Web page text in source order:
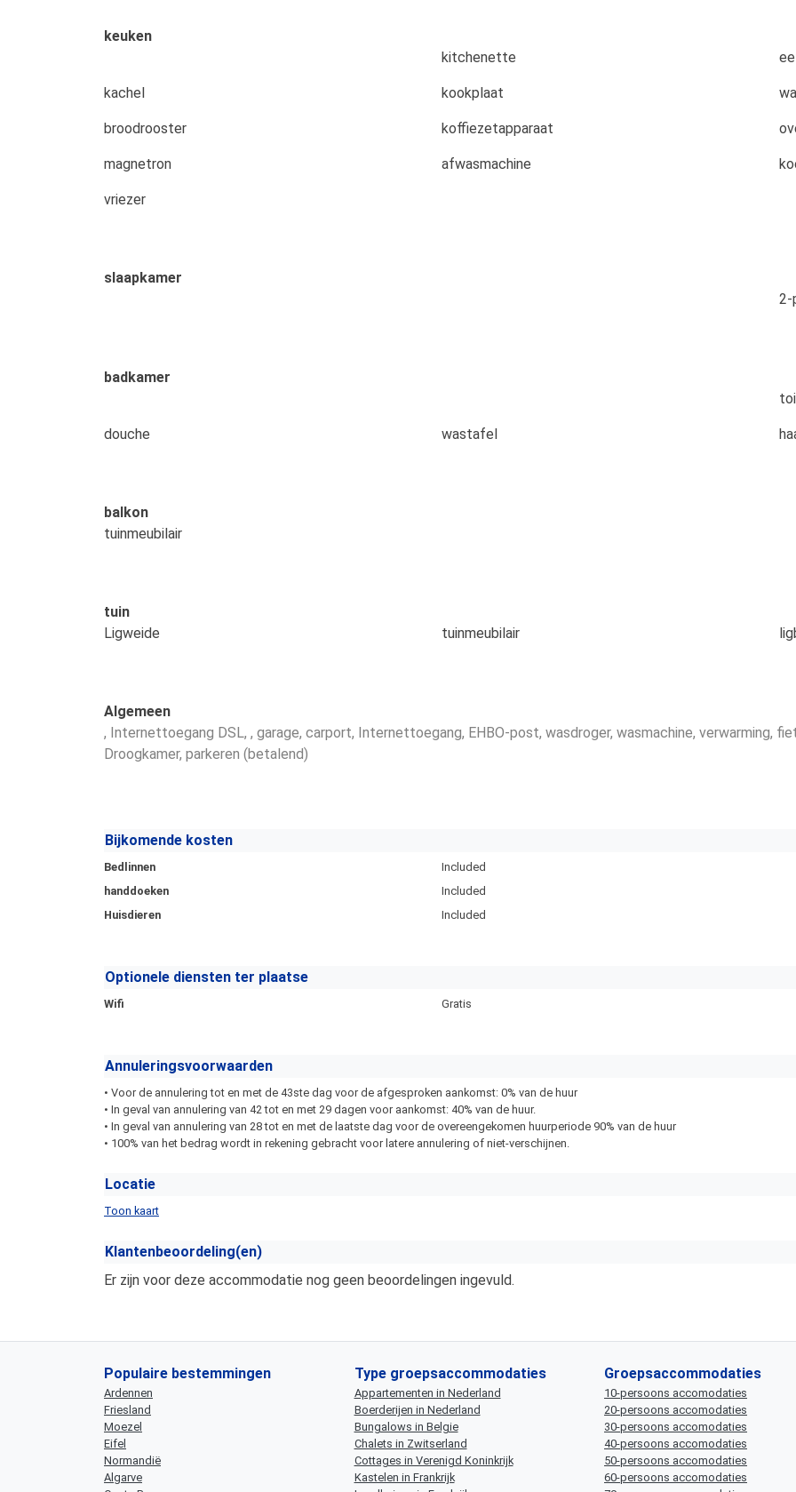
keuken
kitchenette
kachel kookplaat
broodrooster koffiezetapparaat
magnetron afwasmachine
vriezer
slaapkamer
2-
badkamer
douche wastafel
balkon
tuinmeubilair
tuin
Ligweide
tuinmeubilair
Algemeen
, Internettoegang DSL, , garage, carport, Internettoegang, EHBO-post, wasdroger, wasmachine, verwarming,
Droogkamer, parkeren (betalend)
Bijkomende kosten
Bedlinnen
Included
handdoeken
Included
Huisdieren
Included
Optionele diensten ter plaatse
Wifi Gratis
Annuleringsvoorwaarden
• Voor de annulering tot en met de 43ste dag voor de afgesproken aankomst: 0% van de huur
• In geval van annulering van 42 tot en met 29 dagen voor aankomst: 40% van de huur.
• In geval van annulering van 28 tot en met de laatste dag voor de overeengekomen huurperiode 90% van de huur
• 100% van het bedrag wordt in rekening gebracht voor latere annulering of niet-verschijnen.
Locatie
Toon kaart
Klantenbeoordeling(en)
Er zijn voor deze accommodatie nog geen beoordelingen ingevuld.
Populaire bestemmingen
Ardennen
Friesland
Moezel
Eifel
Normandië
Algarve
Type groepsaccommodaties
Appartementen in Nederland
Boerderijen in Nederland
Bungalows in Belgie
Chalets in Zwitserland
Cottages in Verenigd Koninkrijk
Kastelen in Frankrijk
Groepsaccommodaties
10-persoons accomodaties
20-persoons accomodaties
30-persoons accomodaties
40-persoons accomodaties
50-persoons accomodaties
60-persoons accomodaties